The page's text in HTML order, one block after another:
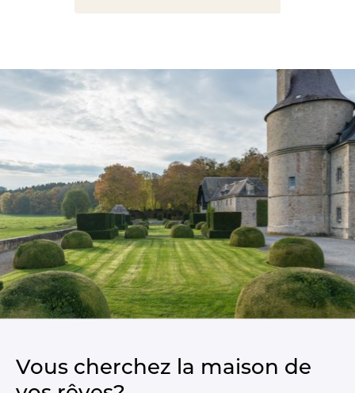
Vous cherchez la maison de